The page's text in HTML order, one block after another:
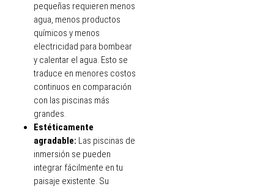
pequeñas requieren menos
agua, menos productos
químicos y menos
electricidad para bombear
y calentar el agua. Esto se
traduce en menores costos
continuos en comparación
con las piscinas más
grandes.
Estéticamente
agradable: Las piscinas de
inmersión se pueden
integrar fácilmente en tu
paisaje existente. Su